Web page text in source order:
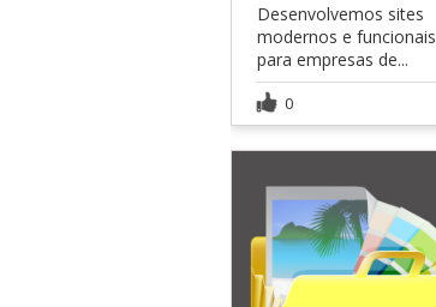
Desenvolvemos sites
modernos e funcionais
para empresas de...
0